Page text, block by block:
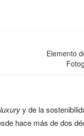
Elemento
y de la
hace más de dos